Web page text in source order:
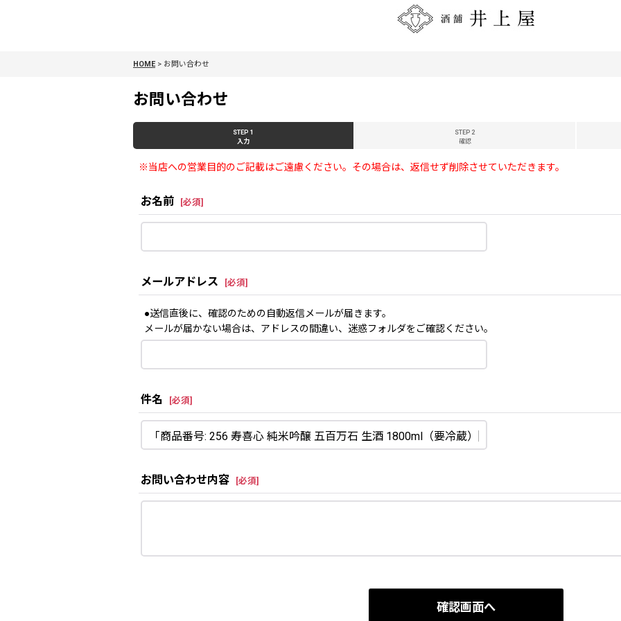
HOME > お問い合わせ
お問い合わせ
STEP 1
入力
STEP 2
確認
※当店への営業目的のご記載はご遠慮ください。その場合は、返信せず削除させていただきます。
お名前 [必須]
メールアドレス [必須]
●送信直後に、確認のための自動返信メールが届きます。
メールが届かない場合は、アドレスの間違い、迷惑フォルダをご確認ください。
件名 [必須]
お問い合わせ内容 [必須]
確認画面へ